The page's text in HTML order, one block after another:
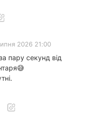
2026 21:00
пару секунд від